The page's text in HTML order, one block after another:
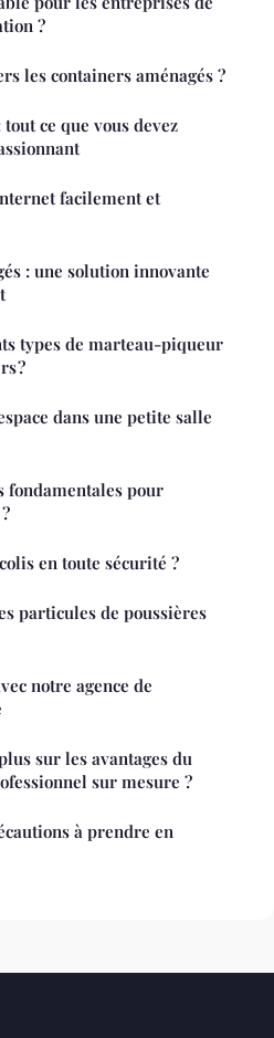
?
les containers aménagés ?
ce que vous devez
facilement et
: une solution innovante
types de marteau-piqueur
?
dans une petite salle
fondamentales pour
en toute sécurité ?
particules de poussières
notre agence de
sur les avantages du
sur mesure ?
à prendre en